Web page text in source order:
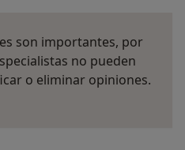
son importantes, por
no pueden
o eliminar opiniones.